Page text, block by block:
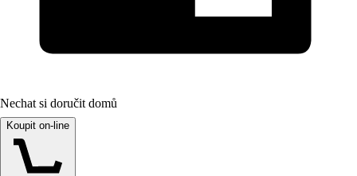
Nechat si doručit domů
Koupit on-line